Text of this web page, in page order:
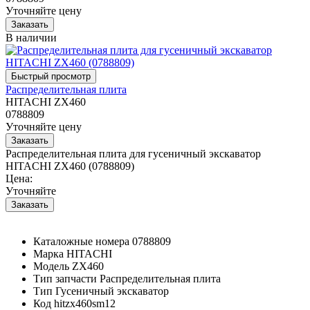
Уточняйте цену
В наличии
Распределительная плита
HITACHI ZX460
0788809
Уточняйте цену
Распределительная плита для гусеничный экскаватор
HITACHI ZX460 (0788809)
Цена:
Уточняйте
Каталожные номера 0788809
Марка HITACHI
Модель ZX460
Тип запчасти Распределительная плита
Тип Гусеничный экскаватор
Код hitzx460sm12